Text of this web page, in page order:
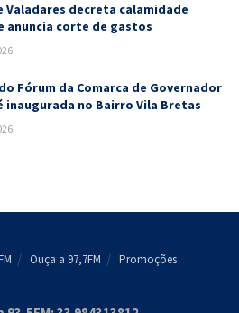
Valadares decreta calamidade
anuncia corte de gastos
Fórum da Comarca de Governador
inaugurada no Bairro Vila Bretas
Ouça a 97,7FM Promoções